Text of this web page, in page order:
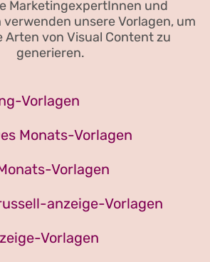
MarketingexpertInnen und
unsere Vorlagen, um
Arten von Visual Content zu
generieren.
Vorlagen
Monats-Vorlagen
Vorlagen
anzeige-Vorlagen
Vorlagen